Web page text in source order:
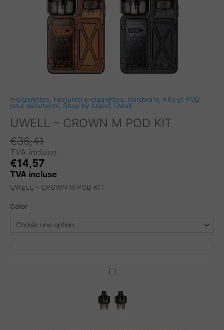
e-cigarettes Featured e-cigarettes Hardware
Kits et POD
pour débutants
Shop by brand Uwell
UWELL – CROWN M POD KIT
€36,41
TVA incluse
€14,57
TVA incluse
UWELL – CROWN M POD KIT
Color
UWELL
CROWN
M